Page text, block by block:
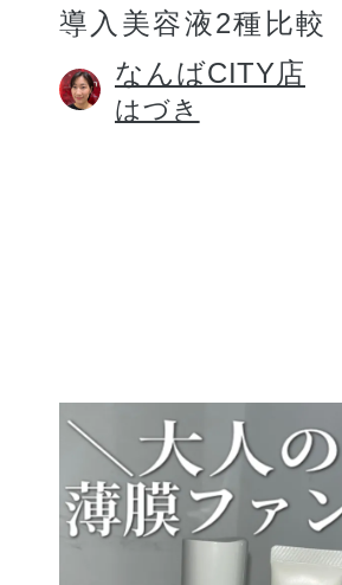
スキ
ク
スキン
導入美容液2種比較
なんばCITY店
はづき